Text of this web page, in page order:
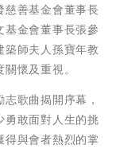
慈善基金會董事長
金會董事長張參
師夫人孫寶年教
懷及重視。
歌曲揭開序幕，
勇敢面對人生的挑
得與會者熱烈的掌